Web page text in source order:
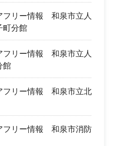
フリー情報 和泉市立人
分館
フリー情報 和泉市立人
館
フリー情報 和泉市立北
フリー情報 和泉市消防